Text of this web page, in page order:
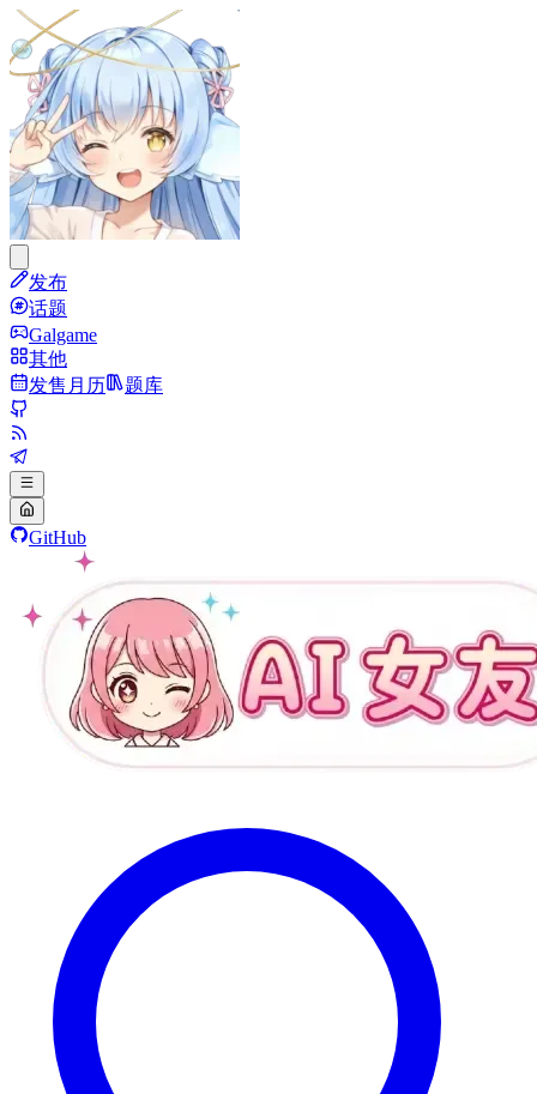
发布
话题
Galgame
其他
发售月历
题库
GitHub